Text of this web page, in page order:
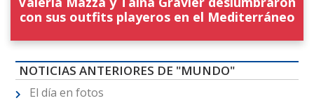
con sus outfits playeros en el Mediterráneo
NOTICIAS ANTERIORES DE "MUNDO"
El día en fotos